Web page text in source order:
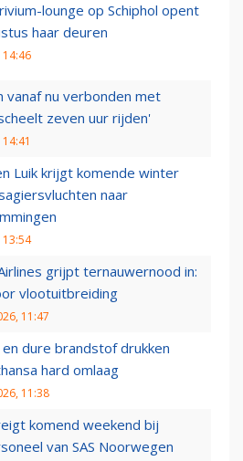
lounge op Schiphol opent
haar deuren
14:46
vanaf nu verbonden met
zeven uur rijden'
Luik krijgt komende winter
naar
13:54
grijpt ternauwernood in:
vlootuitbreiding
11:47
en dure brandstof drukken
hard omlaag
11:38
komend weekend bij
van SAS Noorwegen